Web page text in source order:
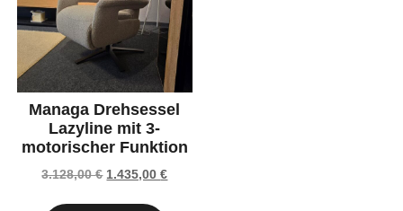
Managa Drehsessel
Lazyline mit 3-
motorischer Funktion
3.128,00€ 1.435,00€